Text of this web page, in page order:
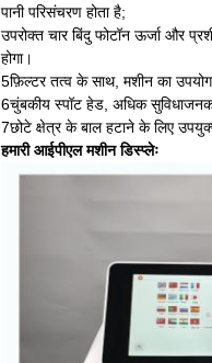
पानी परिसंचरण होता है;
उपरोक्त चार बिंदु फोटॉन ऊर्जा और
होगा।
5फ़िल्टर तत्व के साथ, मशीन का
6चुंबकीय स्पॉट हेड, अधिक
7छोटे क्षेत्र के बाल हटाने के लिए
हमारी आईपीएल मशीन डिस्प्लेः